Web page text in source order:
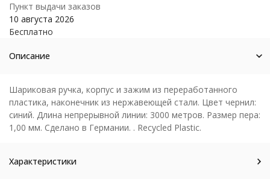
Пункт выдачи заказов
10 августа 2026
Бесплатно
Описание
Шариковая ручка, корпус и зажим из переработанного
пластика, наконечник из нержавеющей стали. Цвет чернил:
синий. Длина непрерывной линии: 3000 метров. Размер пера:
1,00 мм. Сделано в Германии. . Recycled Plastic.
Характеристики